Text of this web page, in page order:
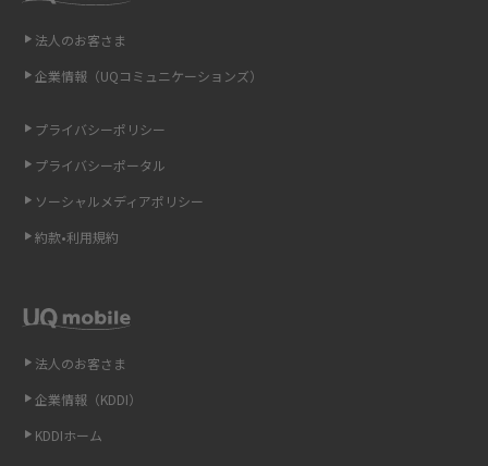
点も解説
ギガバイト（GB）とは？1GBの目安やギガが足りない時の対処法を紹介
Wi-Fi 6とは？Wi-Fi 5との違いやメリットと注意点、規格の種類も解説
光ファイバーとは？仕組みやメリット・デメリットを初心者向けにわかり
やすく解説
法人のお客さま
企業情報（KDDI）
KDDIホーム
法人のお客さま
企業情報（UQコミュニケーションズ）
プライバシーポリシー
プライバシーポータル
ソーシャルメディアポリシー
約款•利用規約